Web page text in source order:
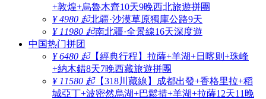
+敦煌+烏魯木齊10天9晚西北旅遊拼團
¥ 4980 起北疆·沙漠草原獨庫公路9天
¥ 11980 起南北疆·全景線16天深度遊
中国热门拼团
¥ 6480 起【經典行程】拉薩+羊湖+日喀则+珠峰
+納木錯8天7晚西藏旅遊拼團
¥ 11580 起【318川藏線】成都出發+香格里拉+稻
城亞丁+波密然烏湖+巴鬆措+羊湖+拉薩12天11晚